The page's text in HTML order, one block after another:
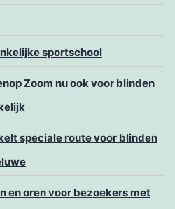
sportschool
Zoom nu ook voor blinden
speciale route voor blinden
en oren voor bezoekers met